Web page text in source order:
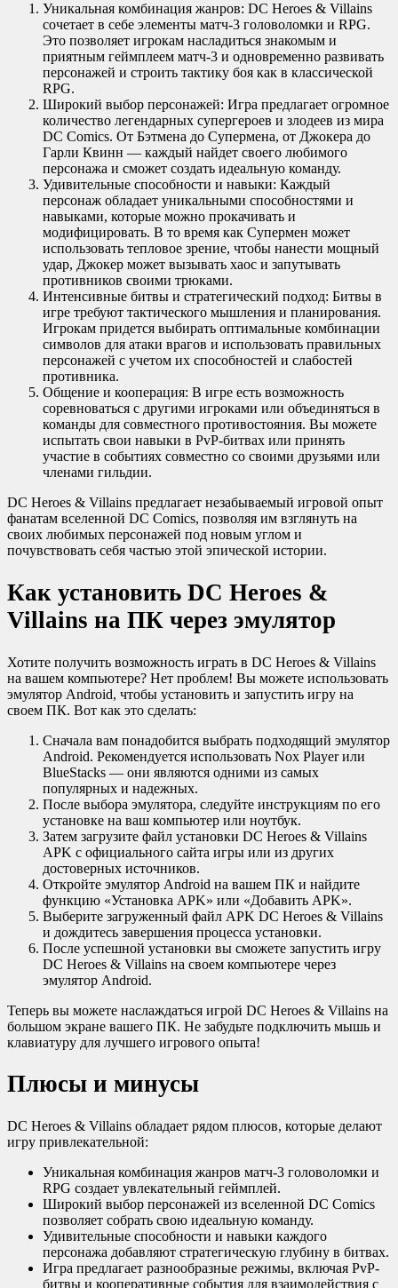
Уникальная комбинация жанров: DC Heroes & Villains
сочетает в себе элементы матч-3 головоломки и RPG.
Это позволяет игрокам насладиться знакомым и
приятным геймплеем матч-3 и одновременно развивать
персонажей и строить тактику боя как в классической
RPG.
Широкий выбор персонажей: Игра предлагает огромное
количество легендарных супергероев и злодеев из мира
DC Comics. От Бэтмена до Супермена, от Джокера до
Гарли Квинн — каждый найдет своего любимого
персонажа и сможет создать идеальную команду.
Удивительные способности и навыки: Каждый
персонаж обладает уникальными способностями и
навыками, которые можно прокачивать и
модифицировать. В то время как Супермен может
использовать тепловое зрение, чтобы нанести мощный
удар, Джокер может вызывать хаос и запутывать
противников своими трюками.
Интенсивные битвы и стратегический подход: Битвы в
игре требуют тактического мышления и планирования.
Игрокам придется выбирать оптимальные комбинации
символов для атаки врагов и использовать правильных
персонажей с учетом их способностей и слабостей
противника.
Общение и кооперация: В игре есть возможность
соревноваться с другими игроками или объединяться в
команды для совместного противостояния. Вы можете
испытать свои навыки в PvP-битвах или принять
участие в событиях совместно со своими друзьями или
членами гильдии.
DC Heroes & Villains предлагает незабываемый игровой опыт
фанатам вселенной DC Comics, позволяя им взглянуть на
своих любимых персонажей под новым углом и
почувствовать себя частью этой эпической истории.
Как установить DC Heroes &
Villains на ПК через эмулятор
Хотите получить возможность играть в DC Heroes & Villains
на вашем компьютере? Нет проблем! Вы можете использовать
эмулятор Android, чтобы установить и запустить игру на
своем ПК. Вот как это сделать:
Сначала вам понадобится выбрать подходящий эмулятор
Android. Рекомендуется использовать Nox Player или
BlueStacks — они являются одними из самых
популярных и надежных.
После выбора эмулятора, следуйте инструкциям по его
установке на ваш компьютер или ноутбук.
Затем загрузите файл установки DC Heroes & Villains
APK с официального сайта игры или из других
достоверных источников.
Откройте эмулятор Android на вашем ПК и найдите
функцию «Установка APK» или «Добавить APK».
Выберите загруженный файл APK DC Heroes & Villains
и дождитесь завершения процесса установки.
После успешной установки вы сможете запустить игру
DC Heroes & Villains на своем компьютере через
эмулятор Android.
Теперь вы можете наслаждаться игрой DC Heroes & Villains на
большом экране вашего ПК. Не забудьте подключить мышь и
клавиатуру для лучшего игрового опыта!
Плюсы и минусы
DC Heroes & Villains обладает рядом плюсов, которые делают
игру привлекательной:
Уникальная комбинация жанров матч-3 головоломки и
RPG создает увлекательный геймплей.
Широкий выбор персонажей из вселенной DC Comics
позволяет собрать свою идеальную команду.
Удивительные способности и навыки каждого
персонажа добавляют стратегическую глубину в битвах.
Игра предлагает разнообразные режимы, включая PvP-
битвы и кооперативные события для взаимодействия с